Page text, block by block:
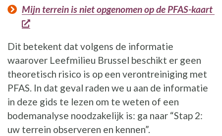
Mijn terrein is niet opgenomen op de PFAS-kaart
opent een nieuw venster
Dit betekent dat volgens de informatie
waarover Leefmilieu Brussel beschikt er geen
theoretisch risico is op een verontreiniging met
PFAS. In dat geval raden we u aan de informatie
in deze gids te lezen om te weten of een
bodemanalyse noodzakelijk is: ga naar “Stap 2:
uw terrein observeren en kennen”.